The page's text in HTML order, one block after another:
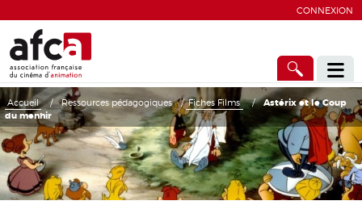
CONNEXION
Accueil / Ressources pédagogiques / Fiches Films / Astérix et le Coup
du menhir